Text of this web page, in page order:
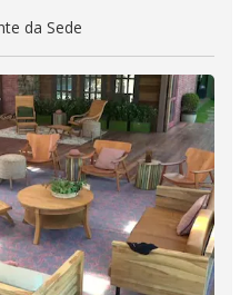
da Sede